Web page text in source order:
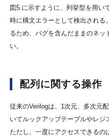
図5.に示すように、列挙型を用い
時に構文エラーとして検出される
るため、バグを含んだままのネッ
い。
配列に関する操作
従来のVerilogは、1次元、多次元
いてルックアップテーブルやレジ
ただし、一度にアクセスできるの